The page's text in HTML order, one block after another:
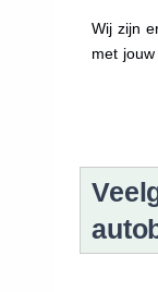
Wij zijn
met jouw